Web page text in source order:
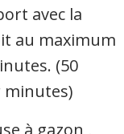
avec la
au maximum
(50
minutes)
à gazon ,